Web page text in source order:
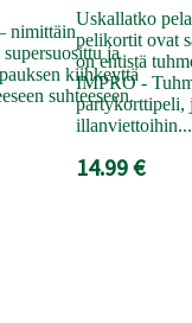
nimittäin
ja
kiihkeyttä
suhteeseen.
Uskallatko
pelikortit ovat
on entistä
IMPRO -
partykorttipeli,
illanviettoihin...
14.99 €